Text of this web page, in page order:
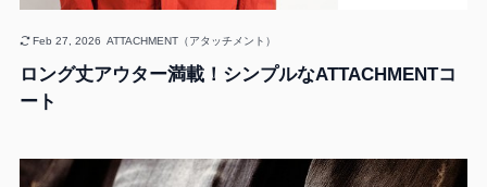
ロング丈アウター満載！シンプルなATTACHMENTコ
ート
Feb 27, 2026 ATTACHMENT（アタッチメント）